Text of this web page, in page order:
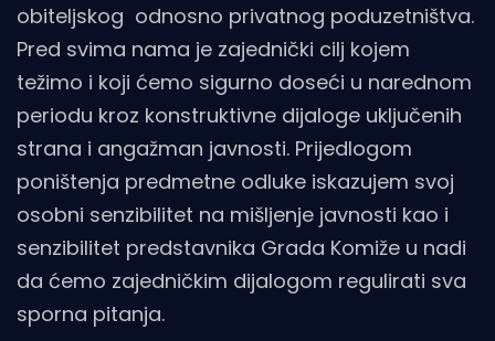
obiteljskog odnosno privatnog poduzetništva.
Pred svima nama je zajednički cilj kojem
težimo i koji ćemo sigurno doseći u narednom
periodu kroz konstruktivne dijaloge uključenih
strana i angažman javnosti. Prijedlogom
poništenja predmetne odluke iskazujem svoj
osobni senzibilitet na mišljenje javnosti kao i
senzibilitet predstavnika Grada Komiže u nadi
da ćemo zajedničkim dijalogom regulirati sva
sporna pitanja.